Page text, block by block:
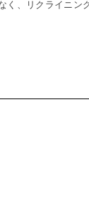
、リクライニン